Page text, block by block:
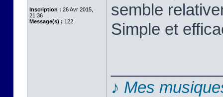
Inscription : 26 Avr 2015,
21:36
Message(s) : 122
semble
Simple et
♪ Mes